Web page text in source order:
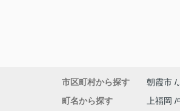
市区町村から探す 朝霞市
町名から探す
上福岡